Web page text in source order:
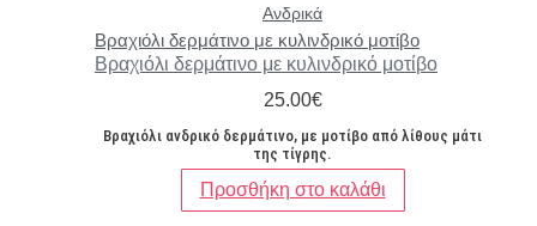
Ανδρικά
Βραχιόλι δερμάτινο με κυλινδρικό μοτίβο
Βραχιόλι δερμάτινο με κυλινδρικό μοτίβο
25.00€
Βραχιόλι ανδρικό δερμάτινο, με μοτίβο από λίθους μάτι
της τίγρης.
Προσθήκη στο καλάθι